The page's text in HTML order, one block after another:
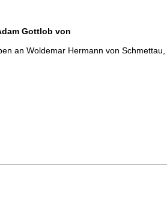
Gottlob von
an Woldemar Hermann von Schmettau,